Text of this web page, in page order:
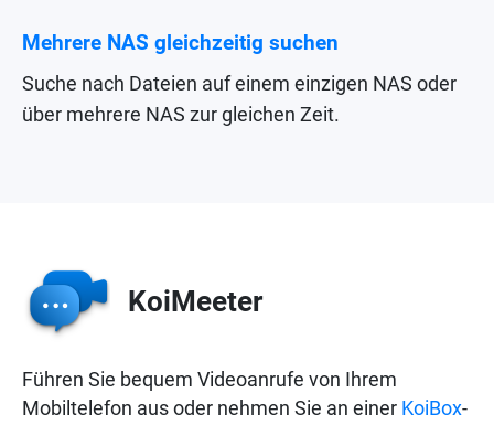
Mehrere NAS gleichzeitig suchen
Suche nach Dateien auf einem einzigen NAS oder
über mehrere NAS zur gleichen Zeit.
KoiMeeter
Führen Sie bequem Videoanrufe von Ihrem
Mobiltelefon aus oder nehmen Sie an einer KoiBox-